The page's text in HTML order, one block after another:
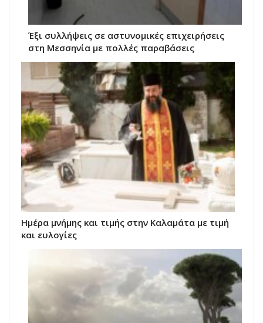
Έξι συλλήψεις σε αστυνομικές επιχειρήσεις
στη Μεσσηνία με πολλές παραβάσεις
Ημέρα μνήμης και τιμής στην Καλαμάτα με τιμή
και ευλογίες